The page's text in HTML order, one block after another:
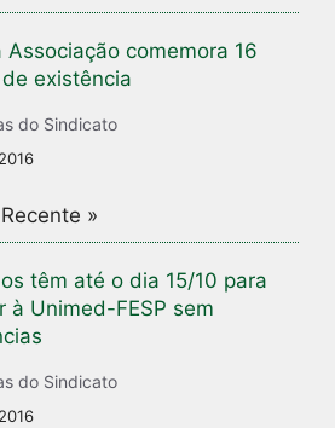
Associação comemora 16
existência
do Sindicato
»
têm até o dia 15/10 para
à Unimed-FESP sem
do Sindicato